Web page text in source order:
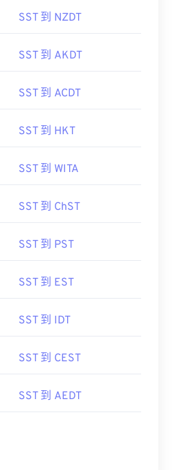
SST 到 NZDT
SST 到 AKDT
SST 到 ACDT
SST 到 HKT
SST 到 WITA
SST 到 ChST
SST 到 PST
SST 到 EST
SST 到 IDT
SST 到 CEST
SST 到 AEDT